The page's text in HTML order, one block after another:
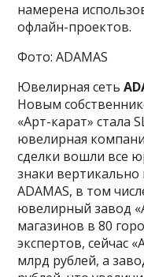
намерена
офлайн-проектов.
Фото: ADAMAS
Ювелирная сеть
Новым
«Арт-карат» стала
ювелирная
сделки вошли все
знаки вертикально
ADAMAS, в том
ювелирный завод
магазинов в 80
экспертов, сейчас
млрд рублей, а